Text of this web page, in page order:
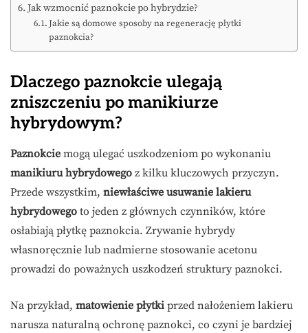
Jak wzmocnić paznokcie po hybrydzie?
Jakie są domowe sposoby na regenerację płytki
paznokcia?
Dlaczego paznokcie ulegają
zniszczeniu po manikiurze
hybrydowym?
Paznokcie mogą ulegać uszkodzeniom po wykonaniu
manikiuru hybrydowego z kilku kluczowych przyczyn.
Przede wszystkim, niewłaściwe usuwanie lakieru
hybrydowego to jeden z głównych czynników, które
osłabiają płytkę paznokcia. Zrywanie hybrydy
własnoręcznie lub nadmierne stosowanie acetonu
prowadzi do poważnych uszkodzeń struktury paznokci.
Na przykład, matowienie płytki przed nałożeniem lakieru
narusza naturalną ochronę paznokci, co czyni je bardziej